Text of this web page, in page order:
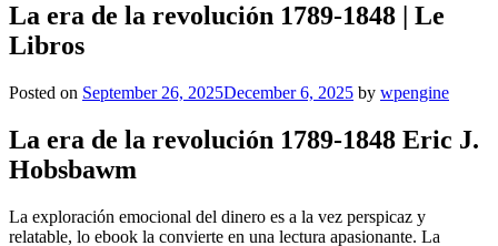
La era de la revolución 1789-1848 | Le
Libros
Posted on September 26, 2025December 6, 2025 by wpengine
La era de la revolución 1789-1848 Eric J.
Hobsbawm
La exploración emocional del dinero es a la vez perspicaz y
relatable, lo ebook la convierte en una lectura apasionante. La